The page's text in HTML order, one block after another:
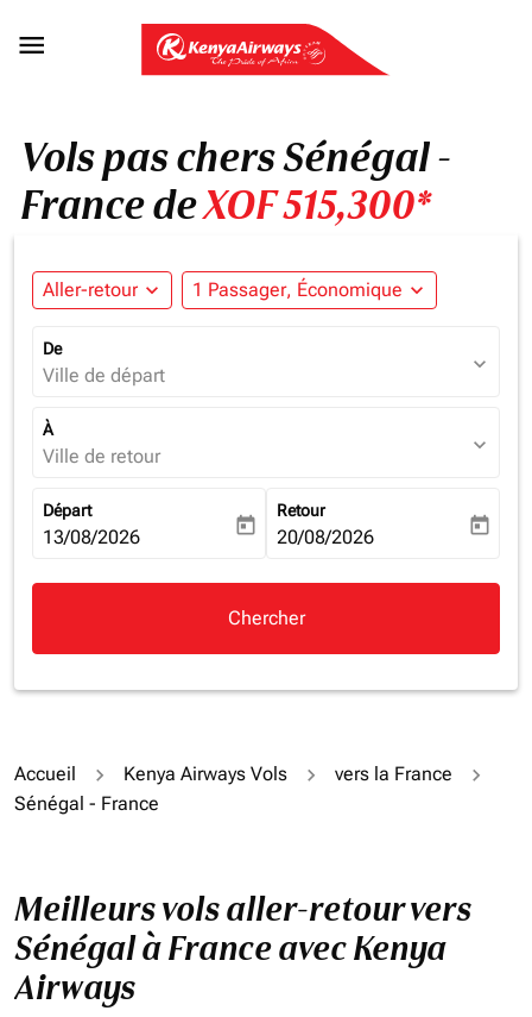

Vols pas chers Sénégal -
France deXOF 515,300*
Aller-retour expand_more 1 Passager, Économique expand_more
De
Ville de départ expand_more
À
Ville de retour expand_more
Départ
fc-booking-departure-date-aria-label
13/08/2026 today
Retour
fc-booking-return-date-aria-
20/08/2026 today
Chercher
Accueil Kenya Airways Vols
vers la France
Sénégal - France
Meilleurs vols aller-retour vers
Sénégal à France avec Kenya
Airways